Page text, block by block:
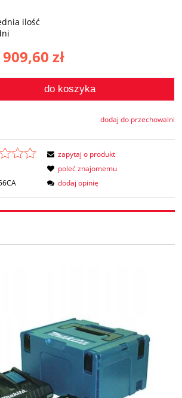
ilość
zł
do koszyka
dodaj do przechowalni
zapytaj o produkt
poleć znajomemu
dodaj opinię